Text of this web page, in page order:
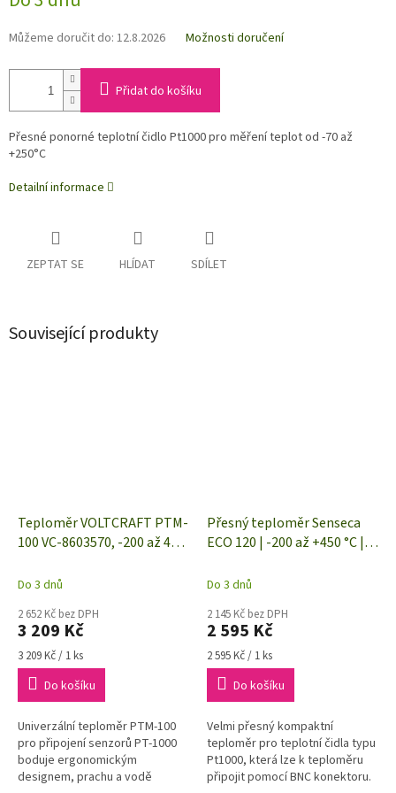
Můžeme doručit do: 12.8.2026 Možnosti doručení
Přidat do košíku
Přesné ponorné teplotní čidlo Pt1000 pro měření teplot od -70 až
+250°C
Detailní informace
ZEPTAT SE HLÍDAT SDÍLET
Související produkty
Teploměr VOLTCRAFT PTM-
100 VC-8603570, -200 až 450
Do 3 dnů
2 652 Kč bez DPH
3 209 Kč
Měrná
cena:
3 209 Kč / 1 ks
Do košíku
Univerzální teploměr PTM-100
pro připojení senzorů PT-1000
boduje ergonomickým
designem, prachu a vodě
Přesný teploměr Senseca
ECO 120 | -200 až +450 °C |
Do 3 dnů
2 145 Kč bez DPH
2 595 Kč
Měrná
cena:
2 595 Kč / 1 ks
Do košíku
Velmi přesný kompaktní
teploměr pro teplotní čidla typu
Pt1000, která lze k teploměru
připojit pomocí BNC konektoru.